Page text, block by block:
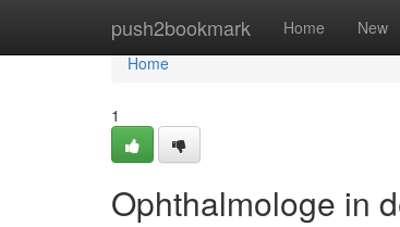
push2bookmark Home New
Home
Home
1
Ophthalmologe in